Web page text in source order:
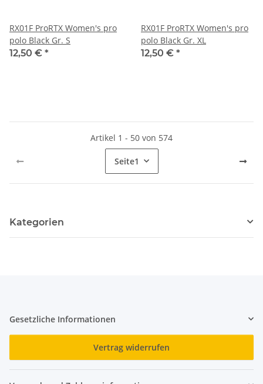
RX01F ProRTX Women's pro
polo Black Gr. S
12,50 € *
RX01F ProRTX Women's pro
polo Black Gr. XL
12,50 € *
Artikel 1 - 50 von 574
Seite1
Kategorien
Gesetzliche Informationen
Vertrag widerrufen